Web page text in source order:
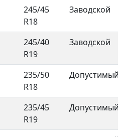
245/45
R18
Заводской
245/40
R19
Заводской
235/50
R18
Допустимый
235/45
R19
Допустимый